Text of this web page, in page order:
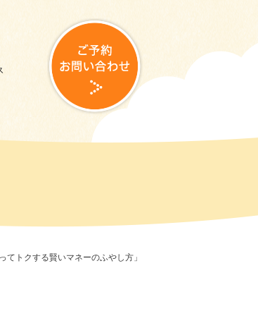
トクする賢いマネーのふやし方」